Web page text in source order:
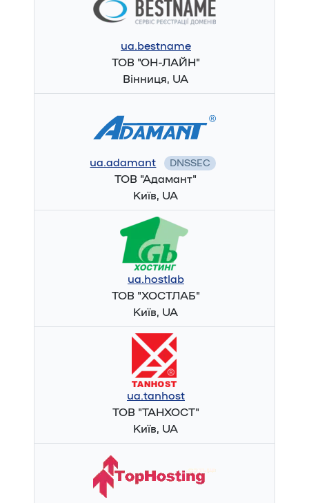
ua.bestname
ТОВ "ОН-ЛАЙН"
Вінниця, UA
ua.adamant DNSSEC
ТОВ "Адамант"
Київ, UA
ua.hostlab
ТОВ "ХОСТЛАБ"
Київ, UA
ua.tanhost
ТОВ "ТАНХОСТ"
Київ, UA